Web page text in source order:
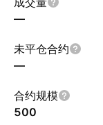
—
未平仓合约
—
合约规模
500